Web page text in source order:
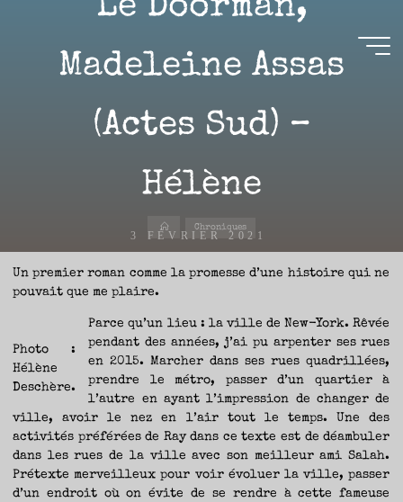
Aire(s)
Libre(s)
LES
YEUX
SUR
L’ACTUALITÉ
APRÈS
LES
NOUVEAUTÉS.
S’AUTORISER
CHEMINS
ET
LES
DE
PARLER
SURTOUT
DE
LIVRES,
MAIS
Le Doorman,
Madeleine Assas
(Actes Sud) –
Hélène
3 FÉVRIER 2021
Nicolas
AccueilChroniques
Un premier roman comme la promesse d’une histoire qui ne
pouvait que me plaire.
Photo :
Hélène
Deschère.
Parce qu’un lieu : la ville de New-York. Rêvée
pendant des années, j’ai pu arpenter ses rues
en 2015. Marcher dans ses rues quadrillées,
prendre le métro, passer d’un quartier à
l’autre en ayant l’impression de changer de
ville, avoir le nez en l’air tout le temps. Une des
activités préférées de Ray dans ce texte est de déambuler
dans les rues de la ville avec son meilleur ami Salah.
Prétexte merveilleux pour voir évoluer la ville, passer
d’un endroit où on évite de se rendre à cette fameuse